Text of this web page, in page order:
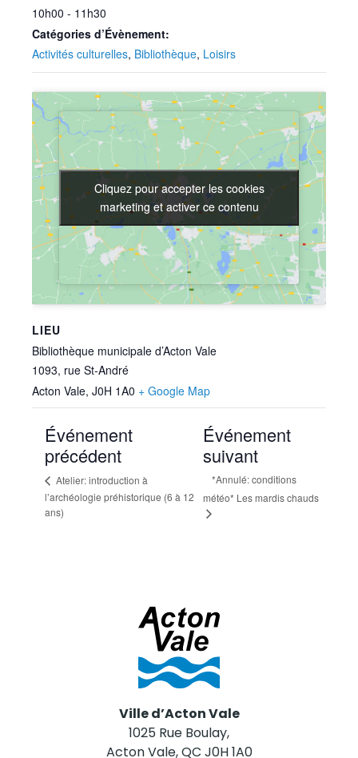
10h00 - 11h30
Catégories d’Évènement:
Activités culturelles, Bibliothèque, Loisirs
LIEU
Bibliothèque municipale d’Acton Vale
1093, rue St-André
Acton Vale, J0H 1A0 + Google Map
Cliquez pour accepter les cookies
marketing et activer ce contenu
Cliquez pour accepter les cookies
marketing et activer ce contenu
Événement
précédent
Atelier: introduction à
l’archéologie préhistorique (6 à 12
ans)
Événement
suivant
*Annulé: conditions
météo* Les mardis chauds
Ville d’Acton Vale
1025 Rue Boulay,
Acton Vale, QC J0H 1A0